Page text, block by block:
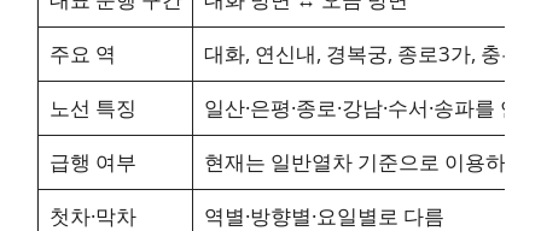
주요 역
대화, 연신내, 경복궁, 종로3가, 충무
노선 특징
일산·은평·종로·강남·수서·송파를 연결
급행 여부
현재는 일반열차 기준으로 이용하는
첫차·막차
역별·방향별·요일별로 다름